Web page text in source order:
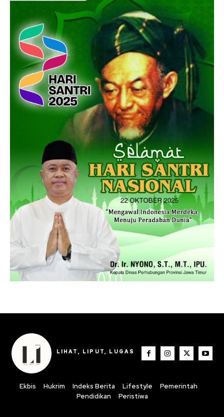
LIHAT, LIPUT, LUGAS
Ekbis Hukrim Indeks Berita Lifestyle
Pemerintah
Pendidikan
Peristiwa